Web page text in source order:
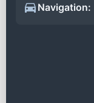
Navigation: